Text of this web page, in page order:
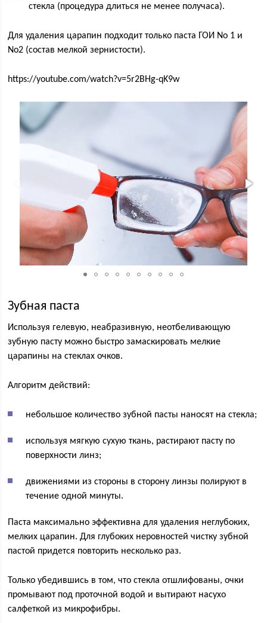
стекла (процедура длиться не менее получаса).
Для удаления царапин подходит только паста ГОИ No 1 и
No2 (состав мелкой зернистости).
https://youtube.com/watch?v=5r2BHg-qK9w
Зубная паста
Используя гелевую, неабразивную, неотбеливающую
зубную пасту можно быстро замаскировать мелкие
царапины на стеклах очков.
Алгоритм действий:
небольшое количество зубной пасты наносят на стекла;
используя мягкую сухую ткань, растирают пасту по
поверхности линз;
движениями из стороны в сторону линзы полируют в
течение одной минуты.
Паста максимально эффективна для удаления неглубоких,
мелких царапин. Для глубоких неровностей чистку зубной
пастой придется повторить несколько раз.
Только убедившись в том, что стекла отшлифованы, очки
промывают под проточной водой и вытирают насухо
салфеткой из микрофибры.